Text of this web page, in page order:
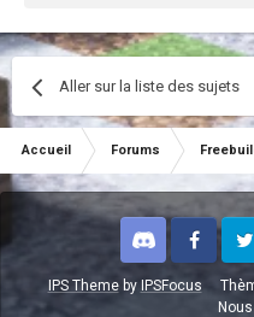
Aller sur la liste des sujets
Accueil Forums
IPS Themeby IPSFocus
Discord Facebook